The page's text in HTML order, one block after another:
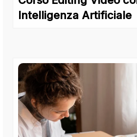
Intelligenza Artificiale